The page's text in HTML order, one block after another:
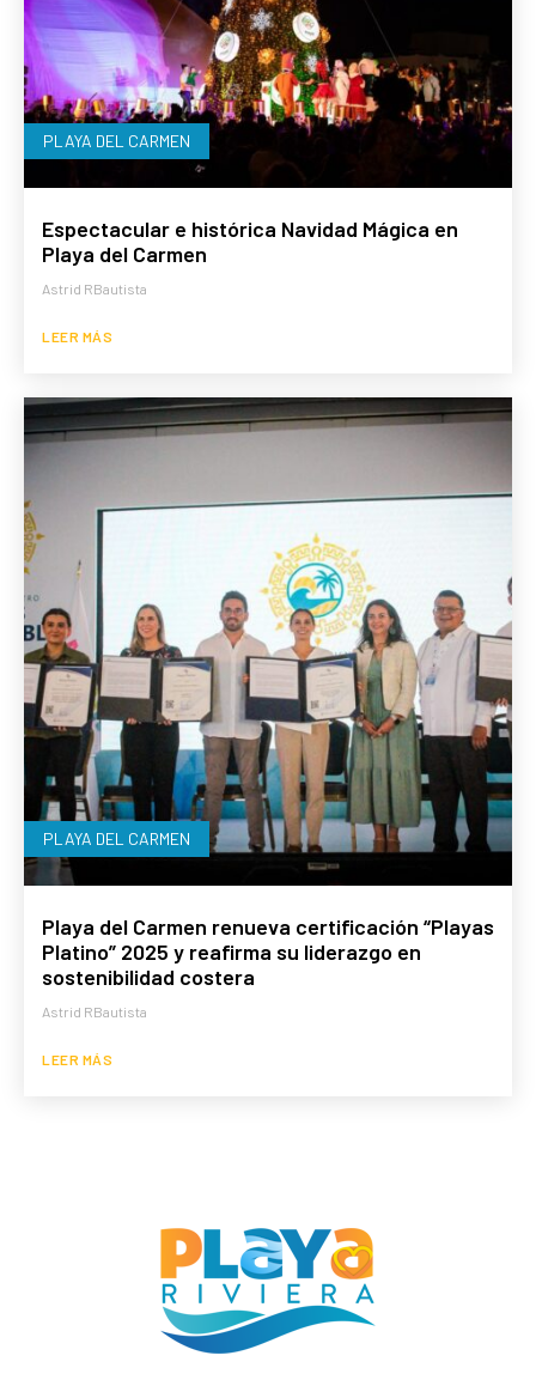
PLAYA DEL CARMEN
Espectacular e histórica Navidad Mágica en
Playa del Carmen
Astrid RBautista
LEER MÁS
PLAYA DEL CARMEN
Playa del Carmen renueva certificación “Playas
Platino” 2025 y reafirma su liderazgo en
sostenibilidad costera
Astrid RBautista
LEER MÁS